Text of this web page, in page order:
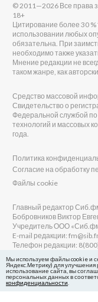
© 2011—2026 Все права
18+
Цитирование более 30
использовании любых
обязательна. При
необходимо также
Мнение редакции не
таком жанре, как
Средство массовой
Свидетельство о
Федеральной службой
технологий и массовых
года.
Политика
Согласие на обработку
Файлы cookie
Главный редактор
Бобровников Виктор
Учредитель ООО
E-mail редакции:
Телефон редакции:
Сайт разработан и
Мы используем файлы cookie и
Яндекс.Метрику) для
использование сайта, вы
персональных данных в
конфиденциальности